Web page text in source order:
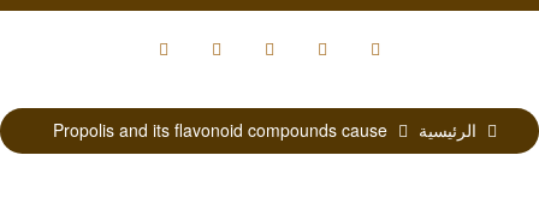
الرئيسية